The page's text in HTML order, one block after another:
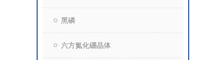
黑磷
六方氮化硼晶体